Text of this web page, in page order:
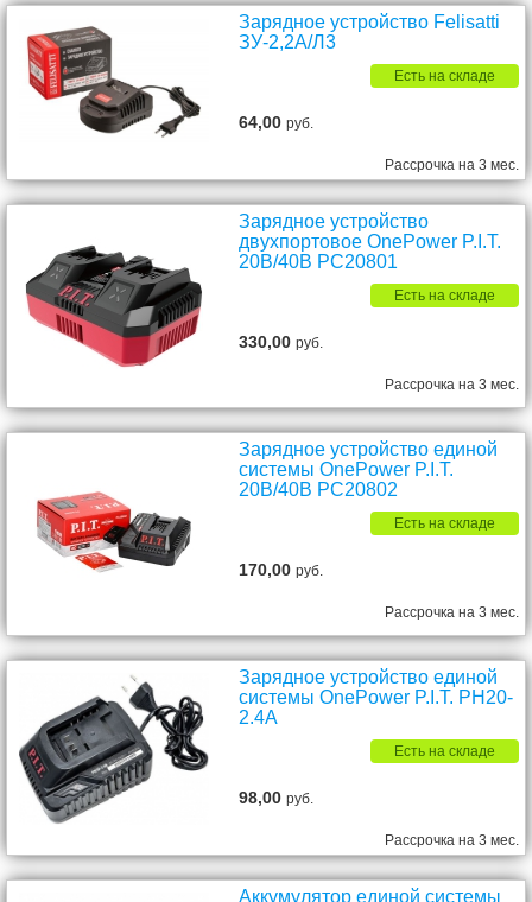
Зарядное устройство Felisatti
ЗУ-2,2А/Л3
Есть на складе
64,00руб.
Рассрочка на 3 мес.
Зарядное устройство
двухпортовое OnePower P.I.T.
20В/40В PC20801
Есть на складе
330,00руб.
Рассрочка на 3 мес.
Зарядное устройство единой
системы OnePower P.I.T.
20В/40В PC20802
Есть на складе
170,00руб.
Рассрочка на 3 мес.
Зарядное устройство единой
системы OnePower P.I.T. PH20-
2.4А
Есть на складе
98,00руб.
Рассрочка на 3 мес.
Аккумулятор единой системы